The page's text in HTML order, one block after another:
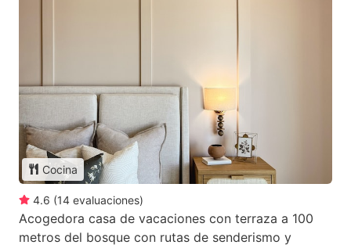
Cocina
4.6 (14 evaluaciones)
Acogedora casa de vacaciones con terraza a 100
metros del bosque con rutas de senderismo y